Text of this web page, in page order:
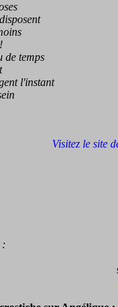
de temps
l'instant
Visitez le site
: